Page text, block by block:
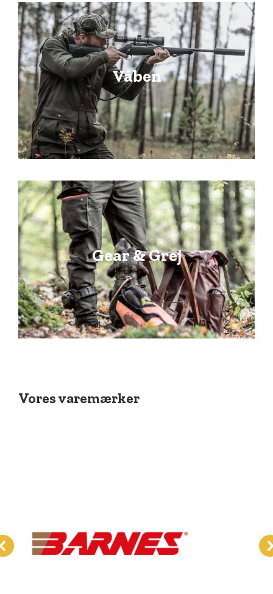
Våben
Gear & Grej
Vores varemærker